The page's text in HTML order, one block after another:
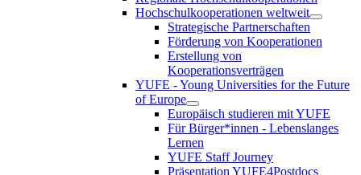
Hochschulkooperationen weltweit
Strategische Partnerschaften
Förderung von Kooperationen
Erstellung von
Kooperationsverträgen
YUFE - Young Universities for the Future
of Europe
Europäisch studieren mit YUFE
Für Bürger*innen - Lebenslanges
Lernen
YUFE Staff Journey
Präsentation YUFE4Postdocs